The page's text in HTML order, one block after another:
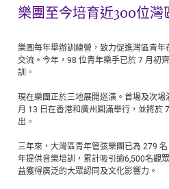
樂團至今培育近300位灣
樂團每年舉辦訓練營，致力促進灣區青
交流。今年，98 位青年樂手已於 7 月初
訓。
現在樂團正於三地展開巡演。首場及次
月 13 日在香港和廣州圓滿舉行，並將於
出。
三年來，大灣區青年管弦樂團已為 279
年提供音樂培訓，累計吸引逾6,500名觀
益獲得廣泛的大眾認同及文化影響力。